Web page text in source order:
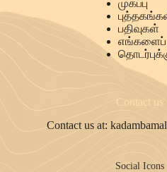
முகப்பு
பதிவுகள்
எங்களைப்
Contact us
Contact us at:
Social Icons